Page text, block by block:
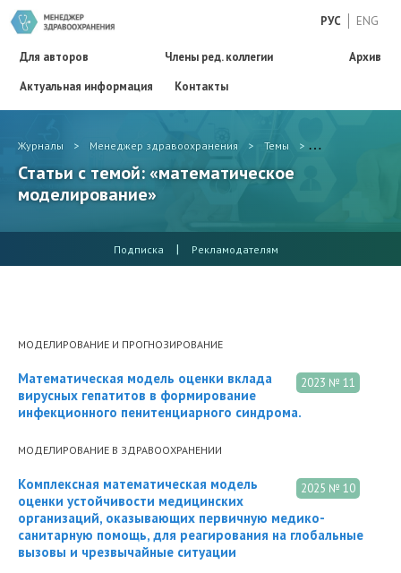
РУС ENG
Для авторов Члены ред. коллегии
Архив
Актуальная информация
Контакты
Журналы > Менеджер здравоохранения > Темы >
Статьи с темой: «математическое
моделирование»
Подписка | Рекламодателям
МОДЕЛИРОВАНИЕ И ПРОГНОЗИРОВАНИЕ
2023 № 11
Математическая модель оценки вклада
вирусных гепатитов в формирование
инфекционного пенитенциарного синдрома.
МОДЕЛИРОВАНИЕ В ЗДРАВООХРАНЕНИИ
2025 № 10
Комплексная математическая модель
оценки устойчивости медицинских
организаций, оказывающих первичную медико-
санитарную помощь, для реагирования на глобальные
вызовы и чрезвычайные ситуации